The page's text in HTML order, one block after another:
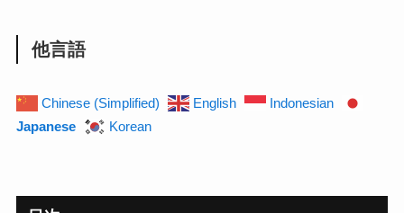
他言語
Chinese (Simplified) English
Indonesian
Japanese
Korean